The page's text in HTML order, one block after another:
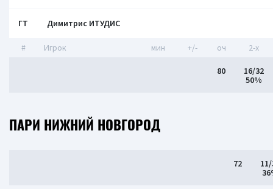
ГТ Димитрис ИТУДИС
# Игрок мин +/- оч 2-x
80
16/32
50%
ПАРИ НИЖНИЙ НОВГОРОД
72